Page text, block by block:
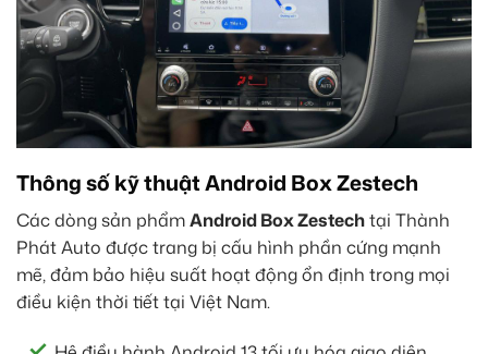
Thông số kỹ thuật Android Box Zestech
Các dòng sản phẩmAndroid Box Zestechtại Thành
Phát Auto được trang bị cấu hình phần cứng mạnh
mẽ, đảm bảo hiệu suất hoạt động ổn định trong mọi
điều kiện thời tiết tại Việt Nam.